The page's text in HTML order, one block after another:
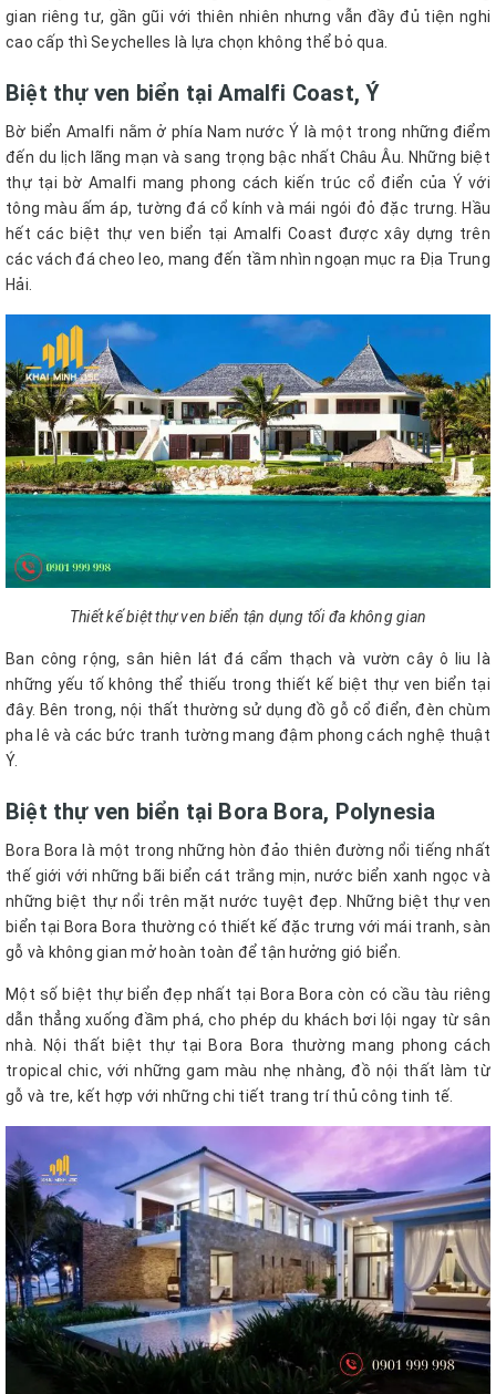
gian riêng tư, gần gũi với thiên nhiên nhưng vẫn đầy đủ tiện nghi
cao cấp thì Seychelles là lựa chọn không thể bỏ qua.
Biệt thự ven biển tại Amalfi Coast, Ý
Bờ biển Amalfi nằm ở phía Nam nước Ý là một trong những điểm
đến du lịch lãng mạn và sang trọng bậc nhất Châu Âu. Những biệt
thự tại bờ Amalfi mang phong cách kiến trúc cổ điển của Ý với
tông màu ấm áp, tường đá cổ kính và mái ngói đỏ đặc trưng. Hầu
hết các biệt thự ven biển tại Amalfi Coast được xây dựng trên
các vách đá cheo leo, mang đến tầm nhìn ngoạn mục ra Địa Trung
Hải.
Thiết kế biệt thự ven biển tận dụng tối đa không gian
Ban công rộng, sân hiên lát đá cẩm thạch và vườn cây ô liu là
những yếu tố không thể thiếu trong thiết kế biệt thự ven biển tại
đây. Bên trong, nội thất thường sử dụng đồ gỗ cổ điển, đèn chùm
pha lê và các bức tranh tường mang đậm phong cách nghệ thuật
Ý.
Biệt thự ven biển tại Bora Bora, Polynesia
Bora Bora là một trong những hòn đảo thiên đường nổi tiếng nhất
thế giới với những bãi biển cát trắng mịn, nước biển xanh ngọc và
những biệt thự nổi trên mặt nước tuyệt đẹp. Những biệt thự ven
biển tại Bora Bora thường có thiết kế đặc trưng với mái tranh, sàn
gỗ và không gian mở hoàn toàn để tận hưởng gió biển.
Một số biệt thự biển đẹp nhất tại Bora Bora còn có cầu tàu riêng
dẫn thẳng xuống đầm phá, cho phép du khách bơi lội ngay từ sân
nhà. Nội thất biệt thự tại Bora Bora thường mang phong cách
tropical chic, với những gam màu nhẹ nhàng, đồ nội thất làm từ
gỗ và tre, kết hợp với những chi tiết trang trí thủ công tinh tế.